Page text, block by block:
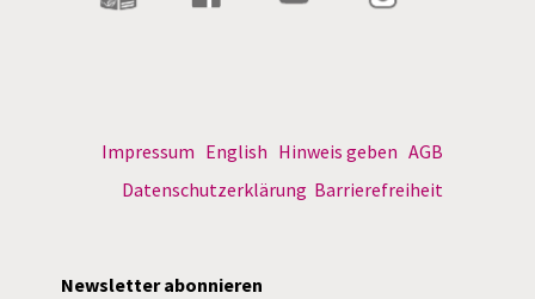
Impressum English Hinweis geben AGB
Datenschutzerklärung Barrierefreiheit
Newsletter abonnieren